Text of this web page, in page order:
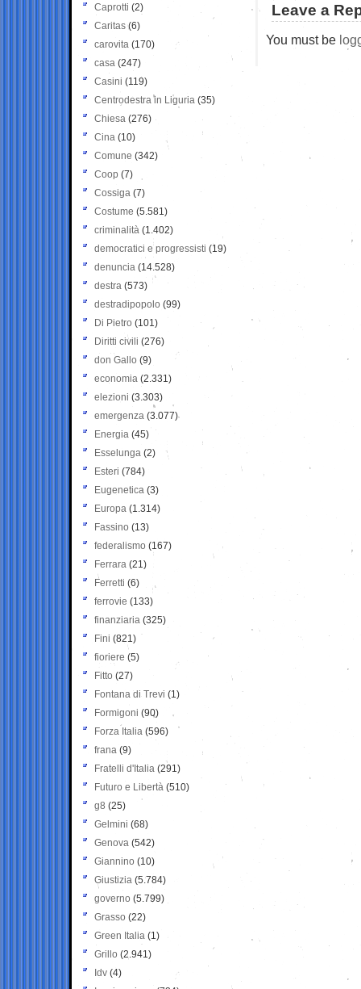
Leave a
You must be
Caprotti (2)
Caritas (6)
carovita (170)
casa (247)
Casini (119)
Centrodestra in Liguria (35)
Chiesa (276)
Cina (10)
Comune (342)
Coop (7)
Cossiga (7)
Costume (5.581)
criminalità (1.402)
democratici e progressisti (19)
denuncia (14.528)
destra (573)
destradipopolo (99)
Di Pietro (101)
Diritti civili (276)
don Gallo (9)
economia (2.331)
elezioni (3.303)
emergenza (3.077)
Energia (45)
Esselunga (2)
Esteri (784)
Eugenetica (3)
Europa (1.314)
Fassino (13)
federalismo (167)
Ferrara (21)
Ferretti (6)
ferrovie (133)
finanziaria (325)
Fini (821)
fioriere (5)
Fitto (27)
Fontana di Trevi (1)
Formigoni (90)
Forza Italia (596)
frana (9)
Fratelli d'Italia (291)
Futuro e Libertà (510)
g8 (25)
Gelmini (68)
Genova (542)
Giannino (10)
Giustizia (5.784)
governo (5.799)
Grasso (22)
Green Italia (1)
Grillo (2.941)
Idv (4)